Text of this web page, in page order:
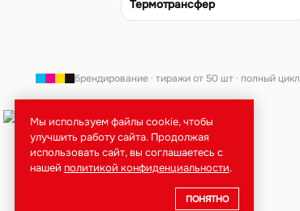
Термотрансфер
брендирование · тиражи от 50 шт · полный цикл
Мы используем файлы cookie, чтобы
улучшить работу сайта. Продолжая
использовать сайт, вы соглашаетесь с
нашей политикой конфиденциальности.
ПОНЯТНО